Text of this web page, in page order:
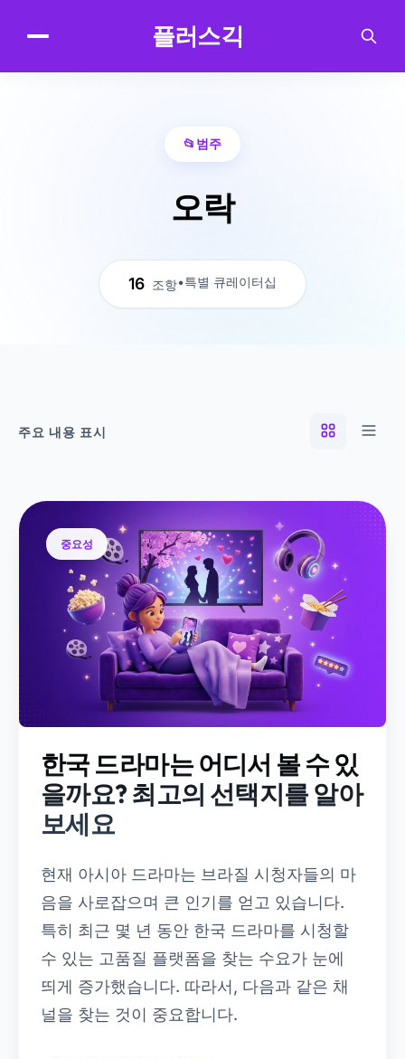
플러스긱
📂 범주
오락
16 조항•특별 큐레이터십
주요 내용 표시
중요성
한국 드라마는 어디서 볼 수 있
을까요? 최고의 선택지를 알아
보세요
현재 아시아 드라마는 브라질 시청자들의 마
음을 사로잡으며 큰 인기를 얻고 있습니다.
특히 최근 몇 년 동안 한국 드라마를 시청할
수 있는 고품질 플랫폼을 찾는 수요가 눈에
띄게 증가했습니다. 따라서, 다음과 같은 채
널을 찾는 것이 중요합니다.